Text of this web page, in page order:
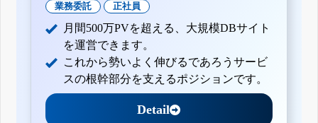
業務委託 正社員
月間500万PVを超える、大規模DBサイト
を運営できます。
これから勢いよく伸びるであろうサービ
スの根幹部分を支えるポジションです。
Detail